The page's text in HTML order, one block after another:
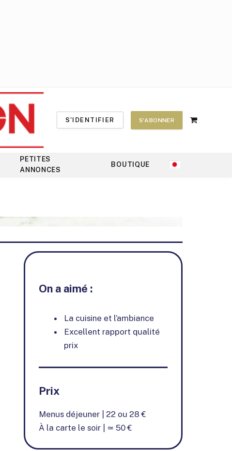
S'IDENTIFIER S'ABONNER
Shopping
PETITES
ANNONCES
BOUTIQUE
On a aimé :
La cuisine et l’ambiance
Excellent rapport qualité
prix
Prix
Menus déjeuner | 22 ou 28 €
À la carte le soir | ≃ 50 €